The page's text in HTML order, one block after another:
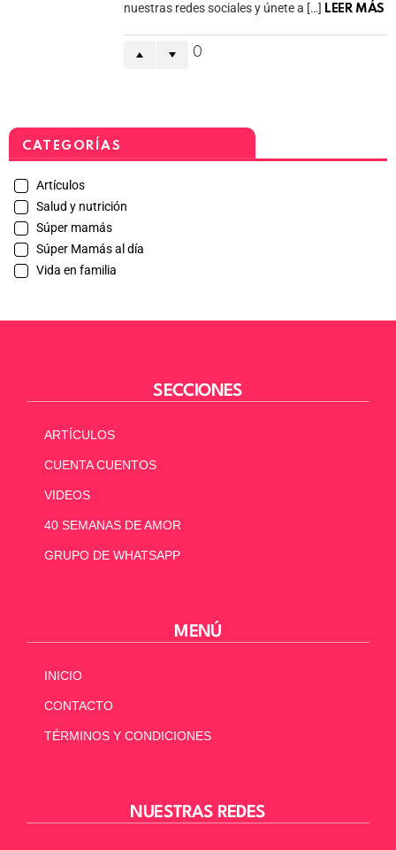
nuestras redes sociales y únete a […] LEER MÁS
0
CATEGORÍAS
Artículos
Salud y nutrición
Súper mamás
Súper Mamás al día
Vida en familia
SECCIONES
ARTÍCULOS
CUENTA CUENTOS
VIDEOS
40 SEMANAS DE AMOR
GRUPO DE WHATSAPP
MENÚ
INICIO
CONTACTO
TÉRMINOS Y CONDICIONES
NUESTRAS REDES